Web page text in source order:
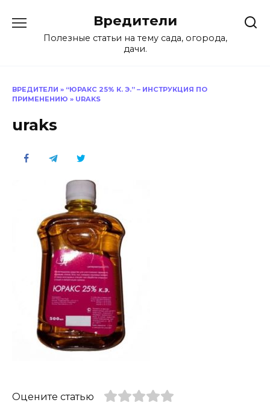
содержанию
Вредители
Полезные статьи на тему сада, огорода,
дачи.
ВРЕДИТЕЛИ » “ЮРАКС 25% К. Э.” – ИНСТРУКЦИЯ ПО
ПРИМЕНЕНИЮ » URAKS
uraks
Оцените статью